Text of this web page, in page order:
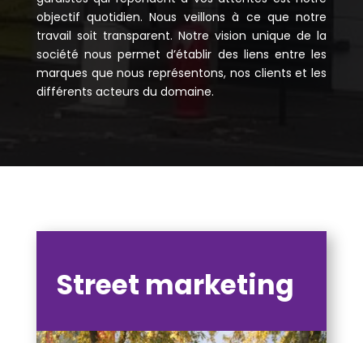
objectif quotidien. Nous veillons à ce que notre
travail soit transparent. Notre vision unique de la
société nous permet d’établir des liens entre les
marques que nous représentons, nos clients et les
différents acteurs du domaine.
Street marketing